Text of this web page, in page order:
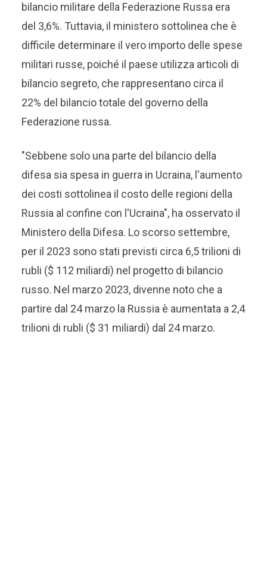
bilancio militare della Federazione Russa era
del 3,6%. Tuttavia, il ministero sottolinea che è
difficile determinare il vero importo delle spese
militari russe, poiché il paese utilizza articoli di
bilancio segreto, che rappresentano circa il
22% del bilancio totale del governo della
Federazione russa.
"Sebbene solo una parte del bilancio della
difesa sia spesa in guerra in Ucraina, l'aumento
dei costi sottolinea il costo delle regioni della
Russia al confine con l'Ucraina", ha osservato il
Ministero della Difesa. Lo scorso settembre,
per il 2023 sono stati previsti circa 6,5 ​​trilioni di
rubli ($ 112 miliardi) nel progetto di bilancio
russo. Nel marzo 2023, divenne noto che a
partire dal 24 marzo la Russia è aumentata a 2,4
trilioni di rubli ($ 31 miliardi) dal 24 marzo.